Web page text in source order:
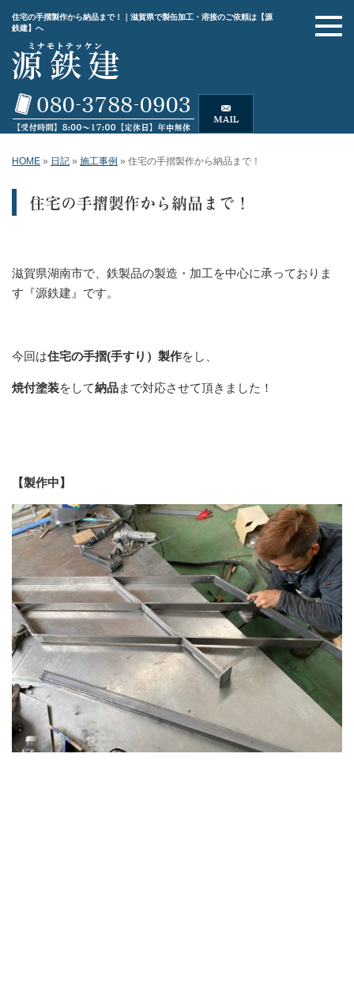
住宅の手摺製作から納品まで！｜滋賀県で製缶加工・溶接のご依頼は【源
鉄建】へ
HOME » 日記 » 施工事例 » 住宅の手摺製作から納品まで！
住宅の手摺製作から納品まで！
滋賀県湖南市で、鉄製品の製造・加工を中心に承っておりま
す『源鉄建』です。
今回は住宅の手摺(手すり）製作をし、
焼付塗装をして納品まで対応させて頂きました！
【製作中】